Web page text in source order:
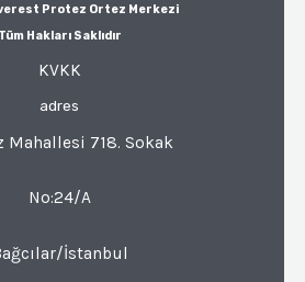
Protez Ortez Merkezi
Tüm Hakları Saklıdır
KVKK
adres
Mahallesi 718. Sokak
No:24/A
İstanbul